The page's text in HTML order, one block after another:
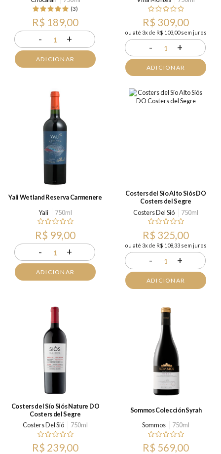
(3)
R$ 189,00
- 1 +
ADICIONAR
R$ 309,00
ou até 3x de R$ 103,00 sem juros
- 1 +
ADICIONAR
Yali Wetland Reserva Carmenere
Yali
750ml
R$ 99,00
- 1 +
ADICIONAR
Costers del Sío Alto Siós DO
Costers del Segre
Costers Del Sió
750ml
R$ 325,00
ou até 3x de R$ 108,33 sem juros
- 1 +
ADICIONAR
Costers del Sío Siós Nature DO
Costers del Segre
Costers Del Sió
750ml
R$ 239,00
Sommos Colección Syrah
Sommos
750ml
R$ 569,00